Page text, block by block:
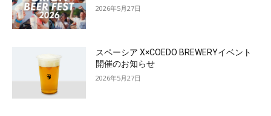
2026年5月27日
スペーシア X×COEDO BREWERYイベント
開催のお知らせ
2026年5月27日